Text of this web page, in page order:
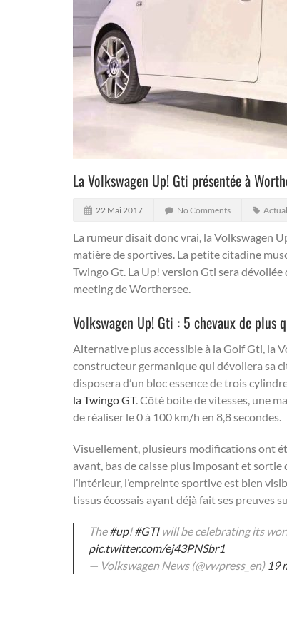
La Volkswagen Up! Gti présentée à
22 Mai 2017 No Comments
La rumeur disait donc vrai, la Volkswagen
matière de sportives. La petite citadine
Twingo Gt. La Up! version Gti sera
meeting de Worthersee.
Volkswagen Up! Gti : 5 chevaux de plus
Alternative plus accessible à la Golf Gti, la
constructeur germanique qui dévoilera sa
disposera d’un bloc essence de trois
la Twingo GT. Côté boite de vitesses, une
de réaliser le 0 à 100 km/h en 8,8 secondes.
Visuellement, plusieurs modifications ont
avant, bas de caisse plus imposant et
l’intérieur, l’empreinte sportive est bien
tissus écossais ayant déjà fait ses preuves
The#up!#GTIwill be celebrating its
pic.twitter.com/ej43PNSbr1
— Volkswagen News (@vwpress_en) 19